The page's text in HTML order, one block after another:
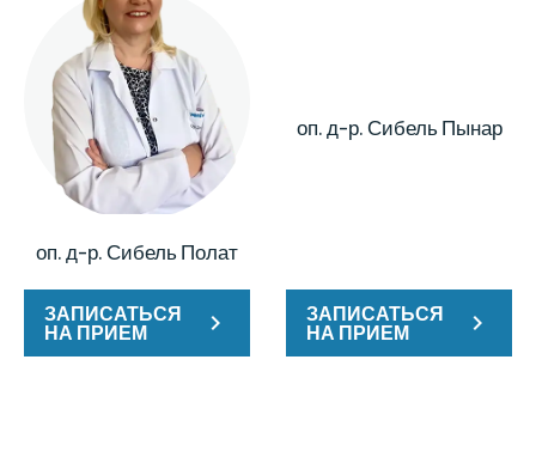
оп. д-р. Сибель Полат
ЗАПИСАТЬСЯ
НА ПРИЕМ
оп. д-р. Сибель Пынар
ЗАПИСАТЬСЯ
НА ПРИЕМ